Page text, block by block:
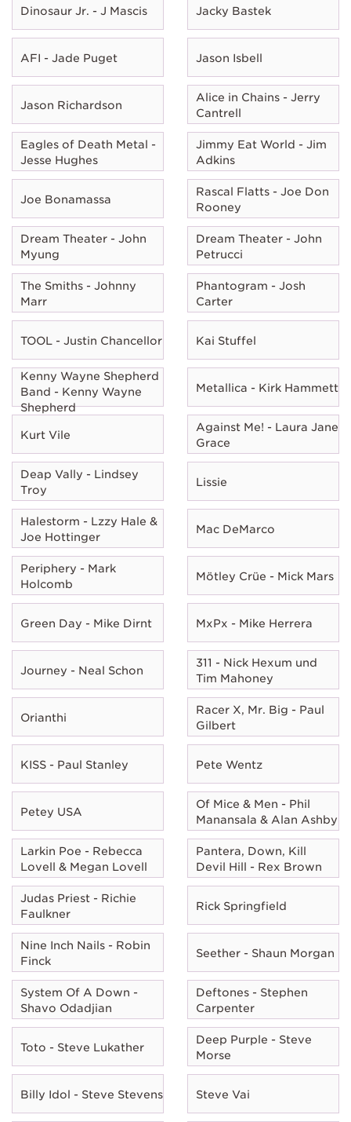
Dinosaur Jr. - J Mascis Jacky Bastek
AFI - Jade Puget Jason Isbell
Jason Richardson
Alice in Chains - Jerry
Cantrell
Eagles of Death Metal -
Jesse Hughes
Jimmy Eat World - Jim
Adkins
Joe Bonamassa
Rascal Flatts - Joe Don
Rooney
Dream Theater - John
Myung
Dream Theater - John
Petrucci
The Smiths - Johnny
Marr
Phantogram - Josh
Carter
TOOL - Justin Chancellor Kai Stuffel
Kenny Wayne Shepherd
Band - Kenny Wayne
Shepherd
Metallica - Kirk Hammett
Kurt Vile
Against Me! - Laura Jane
Grace
Deap Vally - Lindsey
Troy
Lissie
Halestorm - Lzzy Hale &
Joe Hottinger
Mac DeMarco
Periphery - Mark
Holcomb
Mötley Crüe - Mick Mars
Green Day - Mike Dirnt MxPx - Mike Herrera
Journey - Neal Schon
311 - Nick Hexum und
Tim Mahoney
Orianthi
Racer X, Mr. Big - Paul
Gilbert
KISS - Paul Stanley Pete Wentz
Petey USA
Of Mice & Men - Phil
Manansala & Alan Ashby
Larkin Poe - Rebecca
Lovell & Megan Lovell
Pantera, Down, Kill
Devil Hill - Rex Brown
Judas Priest - Richie
Faulkner
Rick Springfield
Nine Inch Nails - Robin
Finck
Seether - Shaun Morgan
System Of A Down -
Shavo Odadjian
Deftones - Stephen
Carpenter
Toto - Steve Lukather
Deep Purple - Steve
Morse
Billy Idol - Steve Stevens Steve Vai